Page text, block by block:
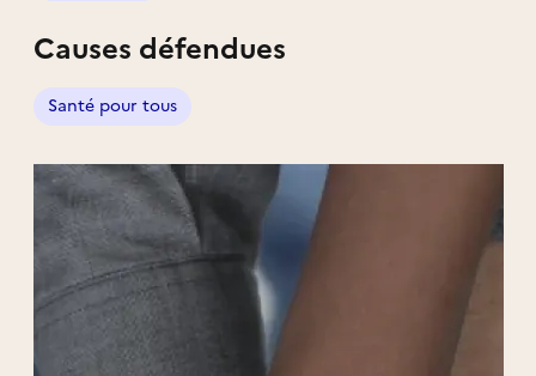
Causes défendues
Santé pour tous